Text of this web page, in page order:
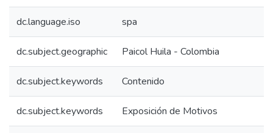
dc.language.iso spa
dc.subject.geographic Paicol Huila - Colombia
dc.subject.keywords Contenido
dc.subject.keywords Exposición de Motivos